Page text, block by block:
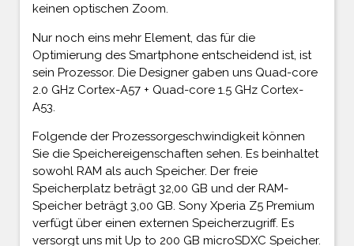
keinen optischen Zoom.
Nur noch eins mehr Element, das für die
Optimierung des Smartphone entscheidend ist, ist
sein Prozessor. Die Designer gaben uns Quad-core
2.0 GHz Cortex-A57 + Quad-core 1.5 GHz Cortex-
A53.
Folgende der Prozessorgeschwindigkeit können
Sie die Speichereigenschaften sehen. Es beinhaltet
sowohl RAM als auch Speicher. Der freie
Speicherplatz beträgt 32,00 GB und der RAM-
Speicher beträgt 3,00 GB. Sony Xperia Z5 Premium
verfügt über einen externen Speicherzugriff. Es
versorgt uns mit Up to 200 GB microSDXC Speicher.